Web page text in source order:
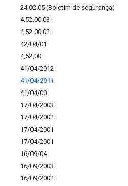
24.02.05 (Boletim de segurança)
4.52.00.03
4.52.00.02
42/04/01
4,52,00
41/04/2012
41/04/2011
41/04/00
17/04/2003
17/04/2002
17/04/2001
17/04/2001
16/09/04
16/09/2003
16/09/2002